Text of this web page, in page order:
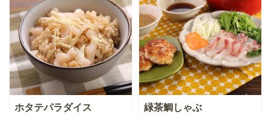
ホタテパラダイス 緑茶鯛しゃぶ